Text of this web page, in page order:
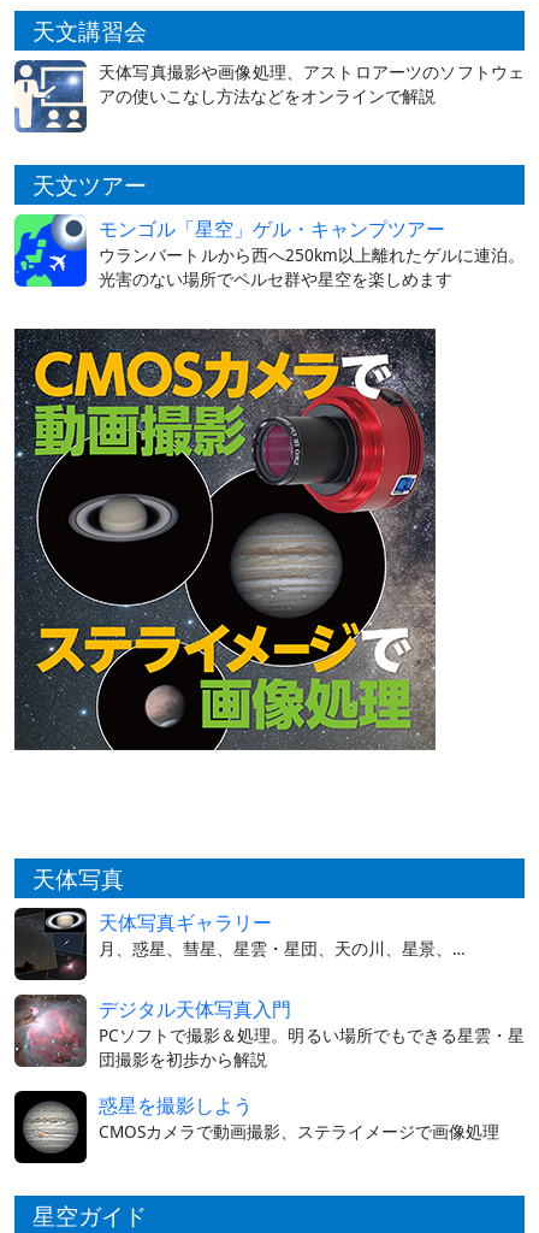
天文講習会
天体写真撮影や画像処理、アストロアーツのソフトウェ
アの使いこなし方法などをオンラインで解説
天文ツアー
モンゴル「星空」ゲル・キャンプツアー
ウランバートルから西へ250km以上離れたゲルに連泊。
光害のない場所でペルセ群や星空を楽しめます
天体写真
天体写真ギャラリー
月、惑星、彗星、星雲・星団、天の川、星景、…
デジタル天体写真入門
PCソフトで撮影＆処理。明るい場所でもできる星雲・星
団撮影を初歩から解説
惑星を撮影しよう
CMOSカメラで動画撮影、ステライメージで画像処理
星空ガイド